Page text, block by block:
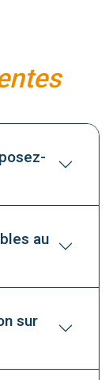
au
sur